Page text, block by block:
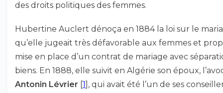
des droits politiques des femmes.
Hubertine Auclert dénoça en 1884 la loi sur le
qu’elle jugeait très défavorable aux femmes et
mise en place d’un contrat de mariage avec
biens. En 1888, elle suivit en Algérie son époux,
Antonin Lévrier [1] , qui avait été l’un de ses